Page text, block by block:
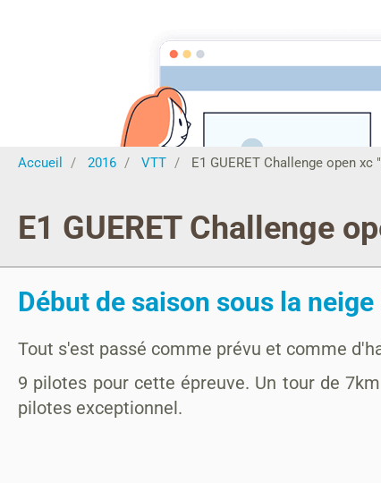
MONTAGRIER
association montagrier sports loisirs
ECOLE VTT CENTRE SPORTS NATURE CCPR
Accueil 2016 VTT E1 GUERET Challenge open xc
E1 GUERET Challenge
Début de saison sous la neige
Tout s'est passé comme prévu et comme
9 pilotes pour cette épreuve. Un tour de
pilotes exceptionnel.